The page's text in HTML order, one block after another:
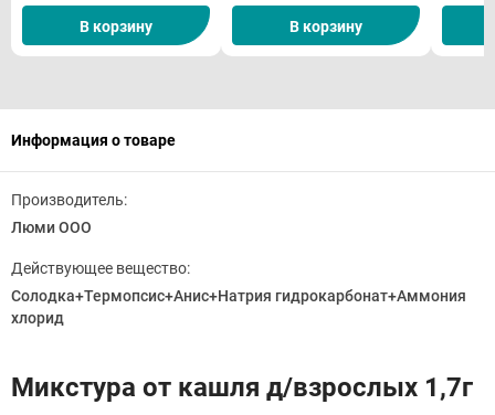
В корзину В корзину
Информация о товаре
Производитель:
Люми ООО
Действующее вещество:
Солодка+Термопсис+Анис+Натрия гидрокарбонат+Аммония
хлорид
Микстура от кашля д/взрослых 1,7г